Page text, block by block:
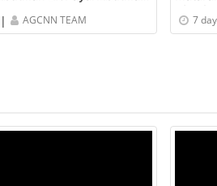
| AGCNN TEAM 7